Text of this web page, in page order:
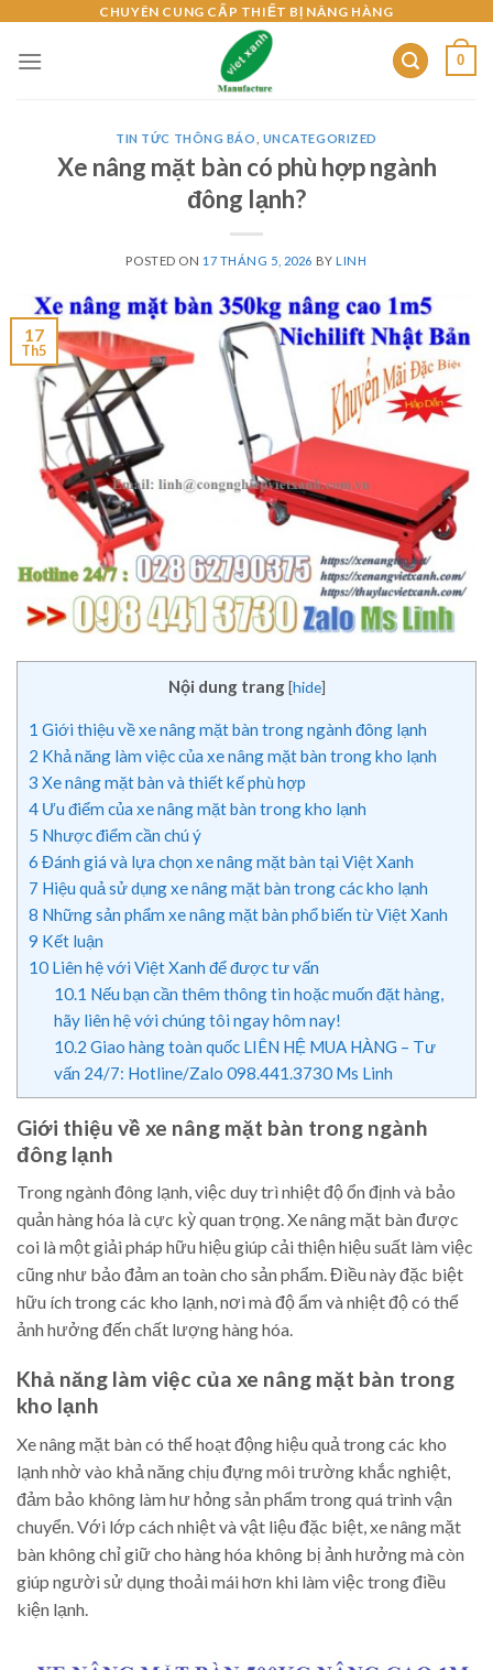
content
CHUYÊN CUNG CẤP THIẾT BỊ NÂNG HÀNG
0
TIN TỨC THÔNG BÁO UNCATEGORIZED
Xe nâng mặt bàn có phù hợp ngành
đông lạnh?
POSTED ON 17 THÁNG 5, 2026 BYLINH
17
Th5
Nội dung trang [hide]
1 Giới thiệu về xe nâng mặt bàn trong ngành đông lạnh
2 Khả năng làm việc của xe nâng mặt bàn trong kho lạnh
3 Xe nâng mặt bàn và thiết kế phù hợp
4 Ưu điểm của xe nâng mặt bàn trong kho lạnh
5 Nhược điểm cần chú ý
6 Đánh giá và lựa chọn xe nâng mặt bàn tại Việt Xanh
7 Hiệu quả sử dụng xe nâng mặt bàn trong các kho lạnh
8 Những sản phẩm xe nâng mặt bàn phổ biến từ Việt Xanh
9 Kết luận
10 Liên hệ với Việt Xanh để được tư vấn
10.1 Nếu bạn cần thêm thông tin hoặc muốn đặt hàng,
hãy liên hệ với chúng tôi ngay hôm nay!
10.2 Giao hàng toàn quốc LIÊN HỆ MUA HÀNG – Tư
vấn 24/7: Hotline/Zalo 098.441.3730 Ms Linh
Giới thiệu về xe nâng mặt bàn trong ngành
đông lạnh
Trong ngành đông lạnh, việc duy trì nhiệt độ ổn định và bảo
quản hàng hóa là cực kỳ quan trọng. Xe nâng mặt bàn được
coi là một giải pháp hữu hiệu giúp cải thiện hiệu suất làm việc
cũng như bảo đảm an toàn cho sản phẩm. Điều này đặc biệt
hữu ích trong các kho lạnh, nơi mà độ ẩm và nhiệt độ có thể
ảnh hưởng đến chất lượng hàng hóa.
Khả năng làm việc của xe nâng mặt bàn trong
kho lạnh
Xe nâng mặt bàn có thể hoạt động hiệu quả trong các kho
lạnh nhờ vào khả năng chịu đựng môi trường khắc nghiệt,
đảm bảo không làm hư hỏng sản phẩm trong quá trình vận
chuyển. Với lớp cách nhiệt và vật liệu đặc biệt, xe nâng mặt
bàn không chỉ giữ cho hàng hóa không bị ảnh hưởng mà còn
giúp người sử dụng thoải mái hơn khi làm việc trong điều
kiện lạnh.